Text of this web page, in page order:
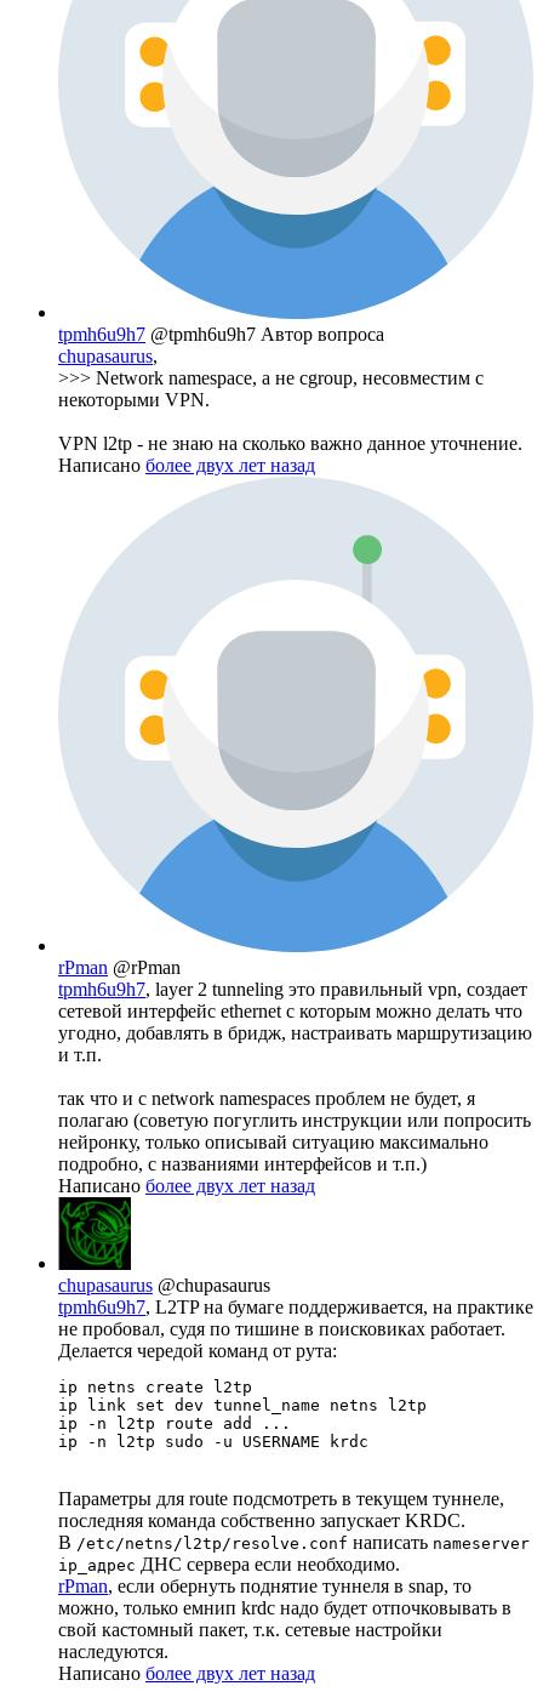
tpmh6u9h7 @tpmh6u9h7 Автор вопроса
chupasaurus,
>>> Network namespace, а не cgroup, несовместим с
некоторыми VPN.
VPN l2tp - не знаю на сколько важно данное уточнение.
Написано более двух лет назад
rPman @rPman
tpmh6u9h7, layer 2 tunneling это правильный vpn, создает
сетевой интерфейс ethernet с которым можно делать что
угодно, добавлять в бридж, настраивать маршрутизацию
и т.п.
так что и с network namespaces проблем не будет, я
полагаю (советую погуглить инструкции или попросить
нейронку, только описывай ситуацию максимально
подробно, с названиями интерфейсов и т.п.)
Написано более двух лет назад
chupasaurus @chupasaurus
tpmh6u9h7, L2TP на бумаге поддерживается, на практике
не пробовал, судя по тишине в поисковиках работает.
Делается чередой команд от рута:
ip netns create l2tp
ip link set dev tunnel_name netns l2tp
ip -n l2tp route add ...
ip -n l2tp sudo -u USERNAME krdc
Параметры для route подсмотреть в текущем туннеле,
последняя команда собственно запускает KRDC.
В /etc/netns/l2tp/resolve.conf написать nameserver
ip_адрес ДНС сервера если необходимо.
rPman, если обернуть поднятие туннеля в snap, то
можно, только емнип krdc надо будет отпочковывать в
свой кастомный пакет, т.к. сетевые настройки
наследуются.
Написано более двух лет назад